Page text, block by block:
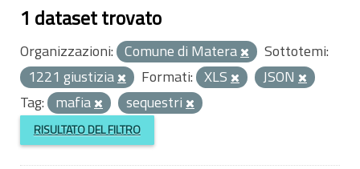
1 dataset trovato
Organizzazioni: Comune di Matera
Sottotemi:
1221 giustizia
Formati: XLS
JSON
Tag: mafia sequestri
RISULTATO DEL FILTRO